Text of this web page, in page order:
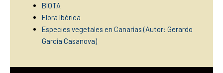
BIOTA
Flora Ibérica
Especies vegetales en Canarias (Autor: Gerardo
García Casanova)